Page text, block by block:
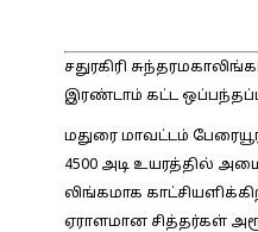
சதுரகிரி
இரண்டாம் கட்ட
மதுரை மாவட்டம்
4500 அடி உயரத்தில்
லிங்கமாக
ஏராளமான சித்தர்கள்